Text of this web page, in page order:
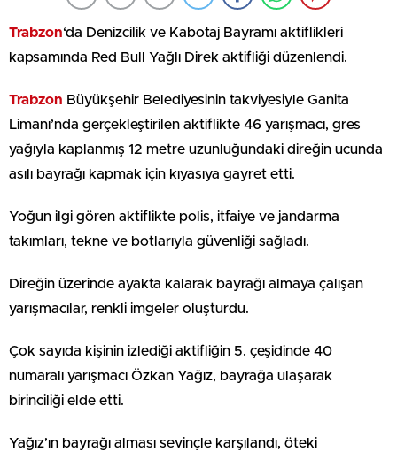
Trabzon‘da Denizcilik ve Kabotaj Bayramı aktiflikleri
kapsamında Red Bull Yağlı Direk aktifliği düzenlendi.
Trabzon Büyükşehir Belediyesinin takviyesiyle Ganita
Limanı’nda gerçekleştirilen aktiflikte 46 yarışmacı, gres
yağıyla kaplanmış 12 metre uzunluğundaki direğin ucunda
asılı bayrağı kapmak için kıyasıya gayret etti.
Yoğun ilgi gören aktiflikte polis, itfaiye ve jandarma
takımları, tekne ve botlarıyla güvenliği sağladı.
Direğin üzerinde ayakta kalarak bayrağı almaya çalışan
yarışmacılar, renkli imgeler oluşturdu.
Çok sayıda kişinin izlediği aktifliğin 5. çeşidinde 40
numaralı yarışmacı Özkan Yağız, bayrağa ulaşarak
birinciliği elde etti.
Yağız’ın bayrağı alması sevinçle karşılandı, öteki